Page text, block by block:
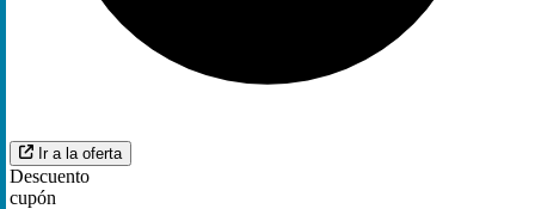
Ir a la oferta
Descuento
cupón